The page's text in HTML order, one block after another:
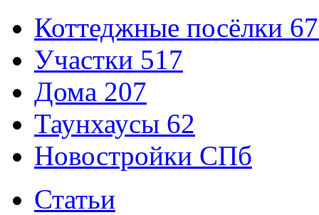
Коттеджные посёлки
Участки 517
Дома 207
Таунхаусы 62
Новостройки СПб
Статьи